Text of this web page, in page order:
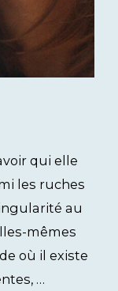
qui elle
les ruches
au
mêmes
où il existe
…